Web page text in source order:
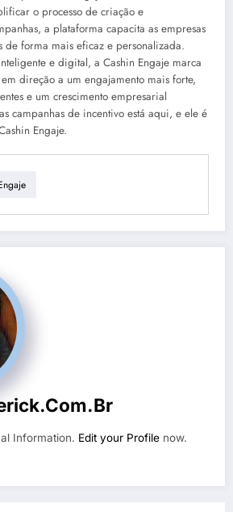
o processo de criação e
a plataforma capacita as empresas
de forma mais eficaz e personalizada.
e digital, a Cashin Engaje marca
direção a um engajamento mais forte,
e um crescimento empresarial
campanhas de incentivo está aqui, e ele é
Engaje.
Information. Edit your Profile now.